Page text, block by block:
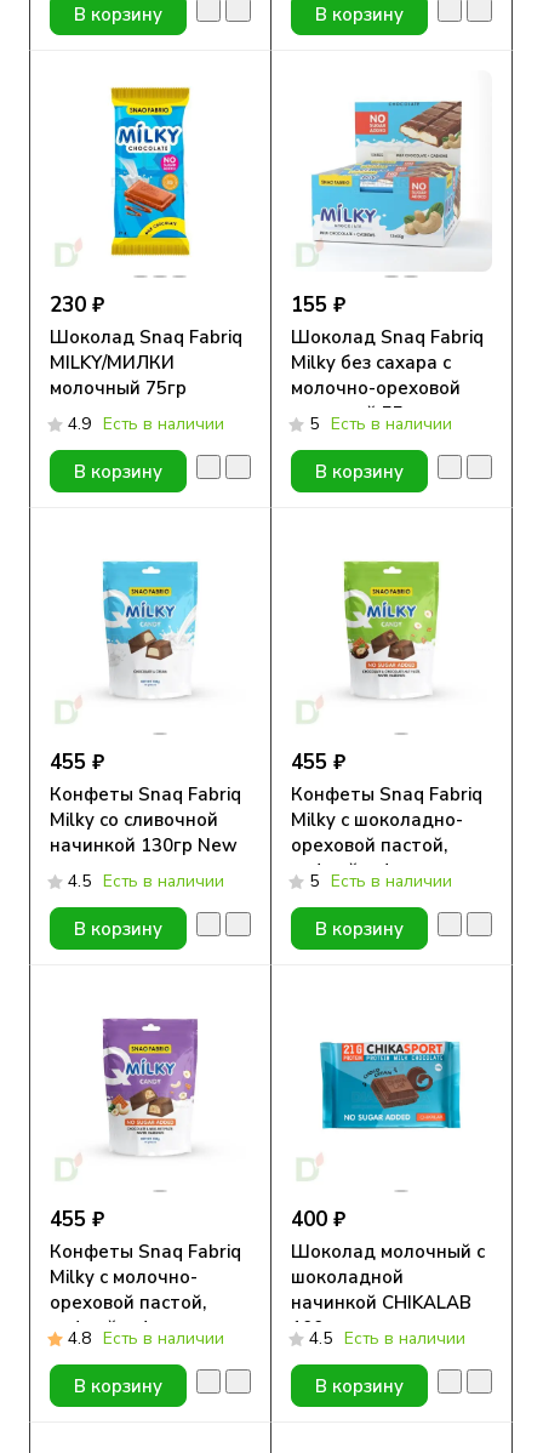
В корзину В корзину
230 ₽
Шоколад Snaq Fabriq
MILKY/МИЛКИ
молочный 75гр
4.9 Есть в наличии
В корзину
155 ₽
Шоколад Snaq Fabriq
Milky без сахара с
молочно-ореховой
начинкой 55гр
5 Есть в наличии
В корзину
455 ₽
Конфеты Snaq Fabriq
Milky со сливочной
начинкой 130гр New
4.5 Есть в наличии
В корзину
455 ₽
Конфеты Snaq Fabriq
Milky с шоколадно-
ореховой пастой,
вафлей и фундуком
130гр New
5 Есть в наличии
В корзину
455 ₽
Конфеты Snaq Fabriq
Milky с молочно-
ореховой пастой,
вафлей и фундуком
130гр New
4.8 Есть в наличии
В корзину
400 ₽
Шоколад молочный с
шоколадной
начинкой CHIKALAB
100 гр
4.5 Есть в наличии
В корзину